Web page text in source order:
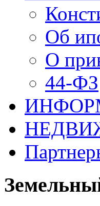
Об
О
44-ФЗ